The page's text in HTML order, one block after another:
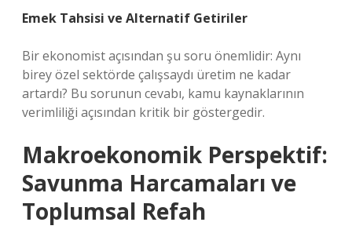
Emek Tahsisi ve Alternatif Getiriler
Bir ekonomist açısından şu soru önemlidir: Aynı
birey özel sektörde çalışsaydı üretim ne kadar
artardı? Bu sorunun cevabı, kamu kaynaklarının
verimliliği açısından kritik bir göstergedir.
Makroekonomik Perspektif:
Savunma Harcamaları ve
Toplumsal Refah